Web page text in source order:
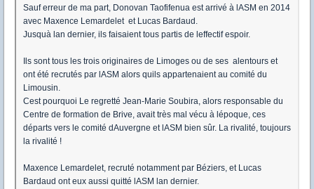
Sauf erreur de ma part, Donovan Taofifenua est arrivé à lASM en 2014
avec Maxence Lemardelet et Lucas Bardaud.
Jusquà lan dernier, ils faisaient tous partis de leffectif espoir.
Ils sont tous les trois originaires de Limoges ou de ses alentours et
ont été recrutés par lASM alors quils appartenaient au comité du
Limousin.
Cest pourquoi Le regretté Jean-Marie Soubira, alors responsable du
Centre de formation de Brive, avait très mal vécu à lépoque, ces
départs vers le comité dAuvergne et lASM bien sûr. La rivalité, toujours
la rivalité !
Maxence Lemardelet, recruté notamment par Béziers, et Lucas
Bardaud ont eux aussi quitté lASM lan dernier.